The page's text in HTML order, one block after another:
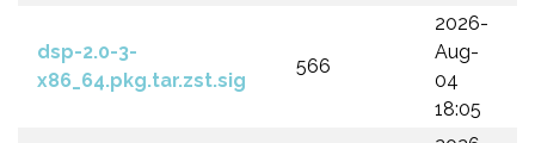
dsp-2.0-3-
x86_64.pkg.tar.zst.sig
566
2026-
Aug-
04
18:05